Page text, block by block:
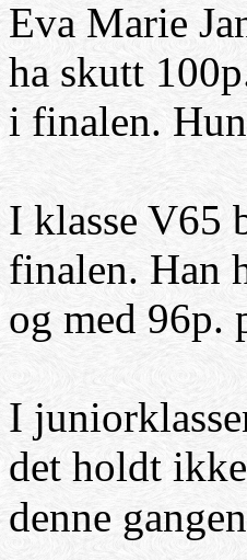
Eva Marie
ha skutt
i finalen.
I klasse V65
finalen. Han
og med 96p.
I
det holdt
denne